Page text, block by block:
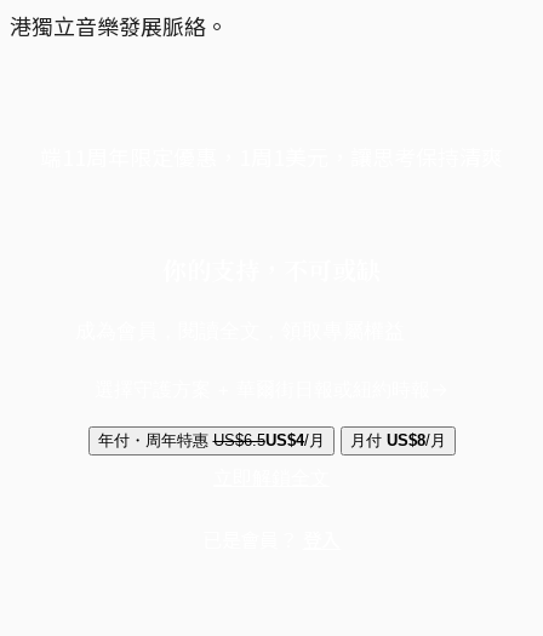
港獨立音樂發展脈絡。
年付・周年特惠 US$6.5US$4/月 月付 US$8/月